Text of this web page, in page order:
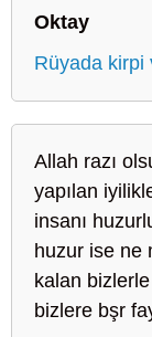
Oktay
Rüyada kirpi
Allah razı
yapılan
insanı
huzur ise ne
kalan
bizlere bşr